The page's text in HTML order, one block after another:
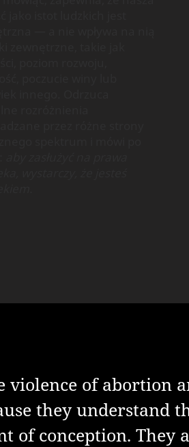
violence of abortion
they understand
of conception. They